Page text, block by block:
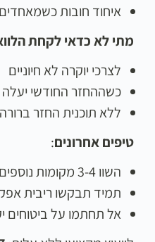
איחוד חובות כשמאחדים
מתי לא כדאי לקחת
לצרכי יוקרה לא חיוניים
כשההחזר החודשי יעלה על 30%
ללא תוכנית החזר ברורה
טיפים אחרונים:
השוו 3-4 מקומות נוספים
תמיד תבקשו ריבית
אל תחתמו על ביטוחים